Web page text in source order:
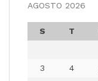
AGOSTO 2026
S T
3
4